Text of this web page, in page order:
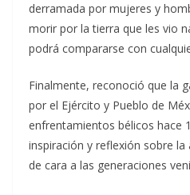
derramada por mujeres y
morir por la tierra que les vio
podrá compararse con
Finalmente, reconoció que la
por el Ejército y Pueblo de
enfrentamientos bélicos hace
inspiración y reflexión sobre
de cara a las generaciones